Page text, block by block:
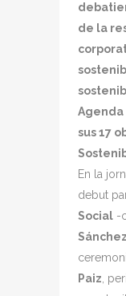
de la
Agenda
sus 17
En la
debut
Social -
Sánchez
Paiz ,